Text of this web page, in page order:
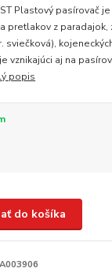
Plastový pasírovač
pretlakov z paradajok,
vznikajúci aj na
popis
do košíka
A003906